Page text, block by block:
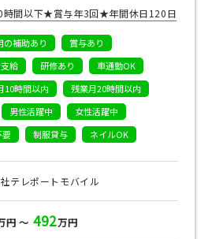
時間以下★賞与年3回★年間休日120日
の補助あり
賞与あり
給 研修あり
車通勤OK
10時間以内
残業月20時間以内
男性活躍中
女性活躍中
要 制服貸与 ネイルOK
テレポートモバイル
円 ～ 492万円